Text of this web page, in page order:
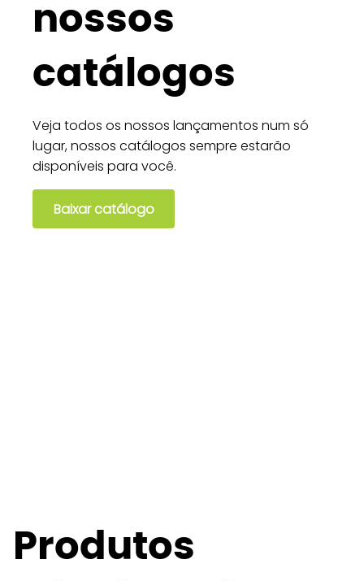
nossos
catálogos
Veja todos os nossos lançamentos num só
lugar, nossos catálogos sempre estarão
disponíveis para você.
Baixar catálogo
Produtos